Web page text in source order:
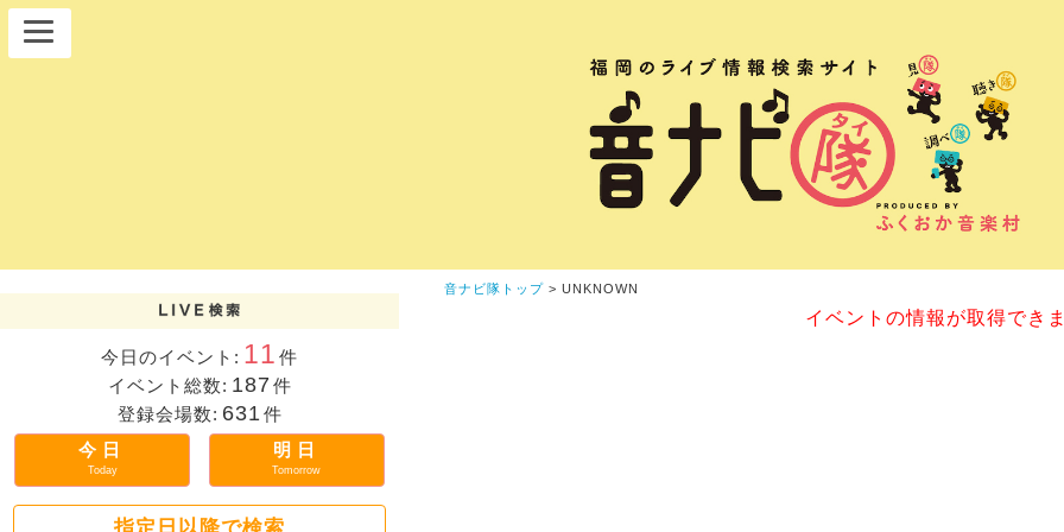
今日のイベント: 11 件
イベント総数: 187 件
登録会場数: 631 件
今日
Today
明日
Tomorrow
指定日以降で検索
音ナビ隊トップ > UNKNOWN
イベントの情報が取得でき